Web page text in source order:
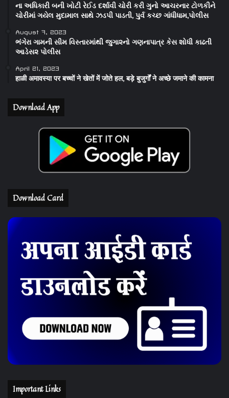
ના અધિકારી બની ખોટી રેઈડ દર્શાવી ચોરી કરી ગુનો આચરનાર ટોળકીને
ચોરીમાં ગયેલ મુદામાલ સાથે ઝડપી પાડતી, પુર્વ કચ્છ ગાંધીધામ,પોલીસ
August 7, 2023
ભંગેરા ગામની સીમ વિસ્તારમાંથી જુગા૨નો ગણનાપાત્ર કેસ શોધી કાઢતી
આડેસ૨ પોલીસ
April 21, 2023
हाळी अमावस्या पर बच्चों ने खेतों में जोते हल, बड़े बुजुर्गों ने अच्छे जमाने की कामना
Download App
Download Card
Important Links